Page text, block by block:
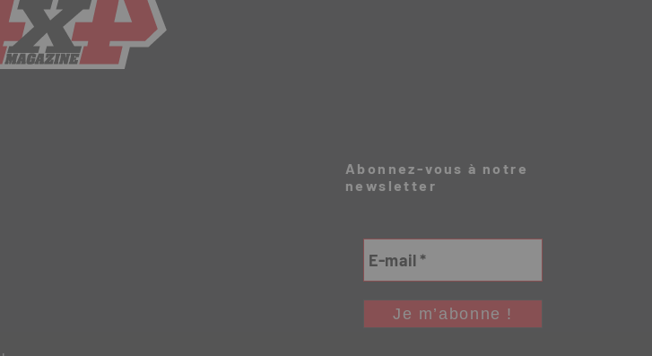
Abonnez-vous à notre
newsletter